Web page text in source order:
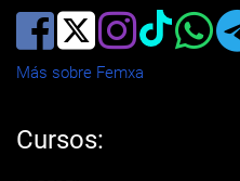
Más sobre Femxa
Cursos: